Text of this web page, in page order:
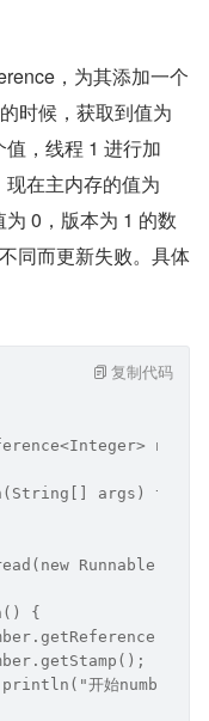
，为其添加一个
时候，获取到值为
，线程 1 进行加
在主内存的值为
0，版本为 1 的数
同而更新失败。具体
args)
Runnable() {
{
开始number:"
复制代码